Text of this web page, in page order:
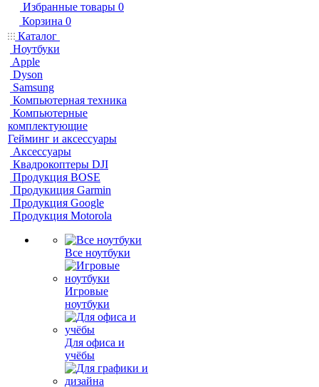
Избранные товары 0
Корзина 0
Каталог
Ноутбуки
Apple
Dyson
Samsung
Компьютерная техника
Компьютерные
комплектующие
Гейминг и аксессуары
Аксессуары
Квадрокоптеры DJI
Продукция BOSE
Продукиция Garmin
Продукция Google
Продукция Motorola
Все ноутбуки
Игровые
ноутбуки
Для офиса и
учёбы